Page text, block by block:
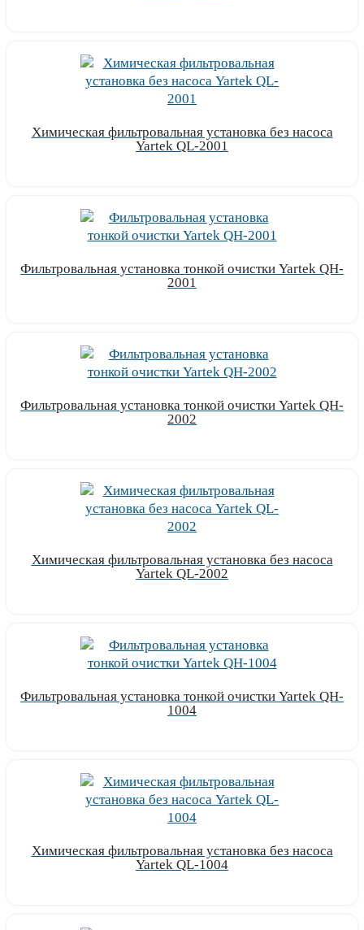
Химическая фильтровальная установка без насоса
Yartek QL-2001
Фильтровальная установка тонкой очистки Yartek QH-
2001
Фильтровальная установка тонкой очистки Yartek QH-
2002
Химическая фильтровальная установка без насоса
Yartek QL-2002
Фильтровальная установка тонкой очистки Yartek QH-
1004
Химическая фильтровальная установка без насоса
Yartek QL-1004